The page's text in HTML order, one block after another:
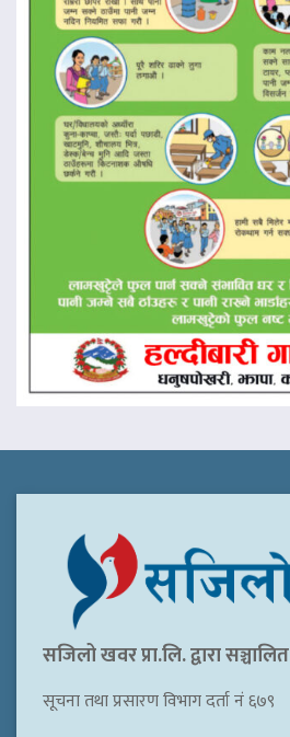
सजिलो खवर प्रा.लि. द्वारा सञ्चालित
सूचना तथा प्रसारण विभाग दर्ता नं ६७९